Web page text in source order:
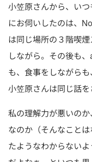
小笠原さんから、い
にお伺いしたのは、
は同じ場所の３階喫
しながら。その後も
も、食事をしながら
小笠原さんは同じ話を
私の理解力が悪いの
なのか（そんなこと
たようなわからない